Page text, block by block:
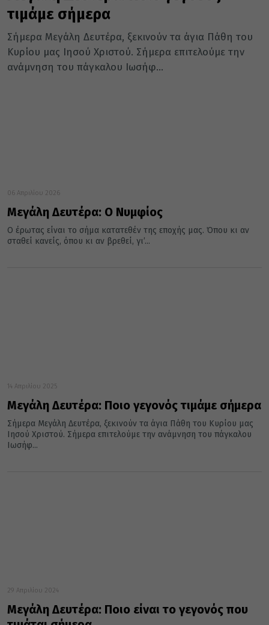
τιμάμε σήμερα
Σήμερα Μεγάλη Δευτέρα, ξεκινούν τα άγια Πάθη του
Κυρίου μας Ιησού Χριστού. Σήμερα επιτελούμε την
ανάμνηση του πάγκαλου Ιωσήφ...
06 Απριλίου 2026
Μεγάλη Δευτέρα: Ο Νυμφίος
Ο έρωτας είναι το σήμα κατατεθέν της εποχής μας. Όπου κι αν
σταθεί κανείς, όπου κι αν βρεθεί, γι’...
14 Απριλίου 2025
Μεγάλη Δευτέρα: Ποιο γεγονός τιμάμε σήμερα
Σήμερα Μεγάλη Δευτέρα, ξεκινούν τα άγια Πάθη του Κυρίου μας
Ιησού Χριστού. Σήμερα επιτελούμε την ανάμνηση του πάγκαλου
Ιωσήφ...
29 Απριλίου 2024
Μεγάλη Δευτέρα: Ποιο είναι το γεγονός που